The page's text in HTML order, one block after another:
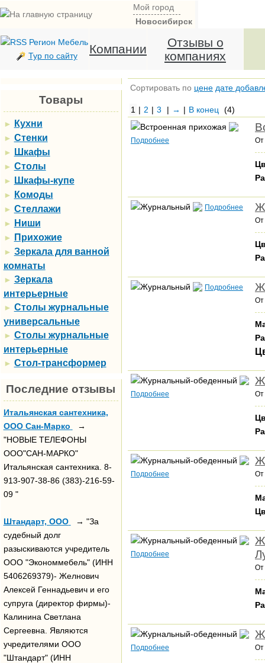
Мой город
Новосибирск
Тур по сайту Компании
Отзывы о
компаниях
Товары
► Кухни
► Стенки
► Шкафы
► Столы
► Шкафы-купе
► Комоды
► Стеллажи
► Ниши
► Прихожие
► Зеркала для ванной
комнаты
► Зеркала
интерьерные
► Столы журнальные
универсальные
► Столы журнальные
интерьерные
► Стол-трансформер
Последние отзывы
Итальянская сантехника,
ООО Сан-Марко
→
"НОВЫЕ ТЕЛЕФОНЫ
ООО"САН-МАРКО"
Итальянская сантехника. 8-
913-907-38-86 (383)-216-59-
09 "
Штандарт, ООО
→ "За
судебный долг
разыскиваются учредитель
ООО "Экономмебель" (ИНН
5406269379)- Желнович
Алексей Геннадьевич и его
супруга (директор фирмы)-
Калинина Светлана
Сергеевна. Являются
учредителями ООО
"Штандарт" (ИНН
Сортировать по цене дате
1 | 2 | 3 | → | В конец (4)
Подробнее От
Подробнее
От
Подробнее
От
Подробнее От
Подробнее От
Подробнее
От
Подробнее От